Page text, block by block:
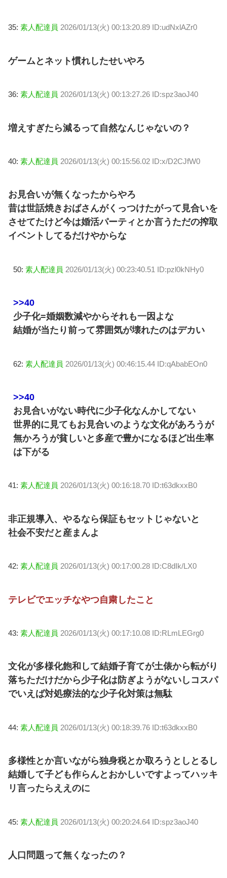
35: 素人配達員 2026/01/13(火) 00:13:20.89 ID:udNxlAZr0
ゲームとネット慣れしたせいやろ
36: 素人配達員 2026/01/13(火) 00:13:27.26 ID:spz3aoJ40
増えすぎたら減るって自然なんじゃないの？
40: 素人配達員 2026/01/13(火) 00:15:56.02 ID:x/D2CJfW0
お見合いが無くなったからやろ
昔は世話焼きおばさんがくっつけたがって見合いを
させてたけど今は婚活パーティとか言うただの搾取
イベントしてるだけやからな
50: 素人配達員 2026/01/13(火) 00:23:40.51 ID:pzl0kNHy0
>>40
少子化=婚姻数減やからそれも一因よな
結婚が当たり前って雰囲気が壊れたのはデカい
62: 素人配達員 2026/01/13(火) 00:46:15.44 ID:qAbabEOn0
>>40
お見合いがない時代に少子化なんかしてない
世界的に見てもお見合いのような文化があろうが
無かろうが貧しいと多産で豊かになるほど出生率
は下がる
41: 素人配達員 2026/01/13(火) 00:16:18.70 ID:t63dkxxB0
非正規導入、やるなら保証もセットじゃないと
社会不安だと産まんよ
42: 素人配達員 2026/01/13(火) 00:17:00.28 ID:C8dIk/LX0
テレビでエッチなやつ自粛したこと
43: 素人配達員 2026/01/13(火) 00:17:10.08 ID:RLmLEGrg0
文化が多様化飽和して結婚子育てが土俵から転がり
落ちただけだから少子化は防ぎようがないしコスパ
でいえば対処療法的な少子化対策は無駄
44: 素人配達員 2026/01/13(火) 00:18:39.76 ID:t63dkxxB0
多様性とか言いながら独身税とか取ろうとしとるし
結婚して子ども作らんとおかしいですよってハッキ
リ言ったらええのに
45: 素人配達員 2026/01/13(火) 00:20:24.64 ID:spz3aoJ40
人口問題って無くなったの？